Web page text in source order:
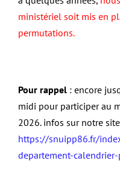
ministériel soit mis en
permutations.
Pour rappel : encore
midi pour participer au
2026. infos sur notre
https://snuipp86.fr/
departement-